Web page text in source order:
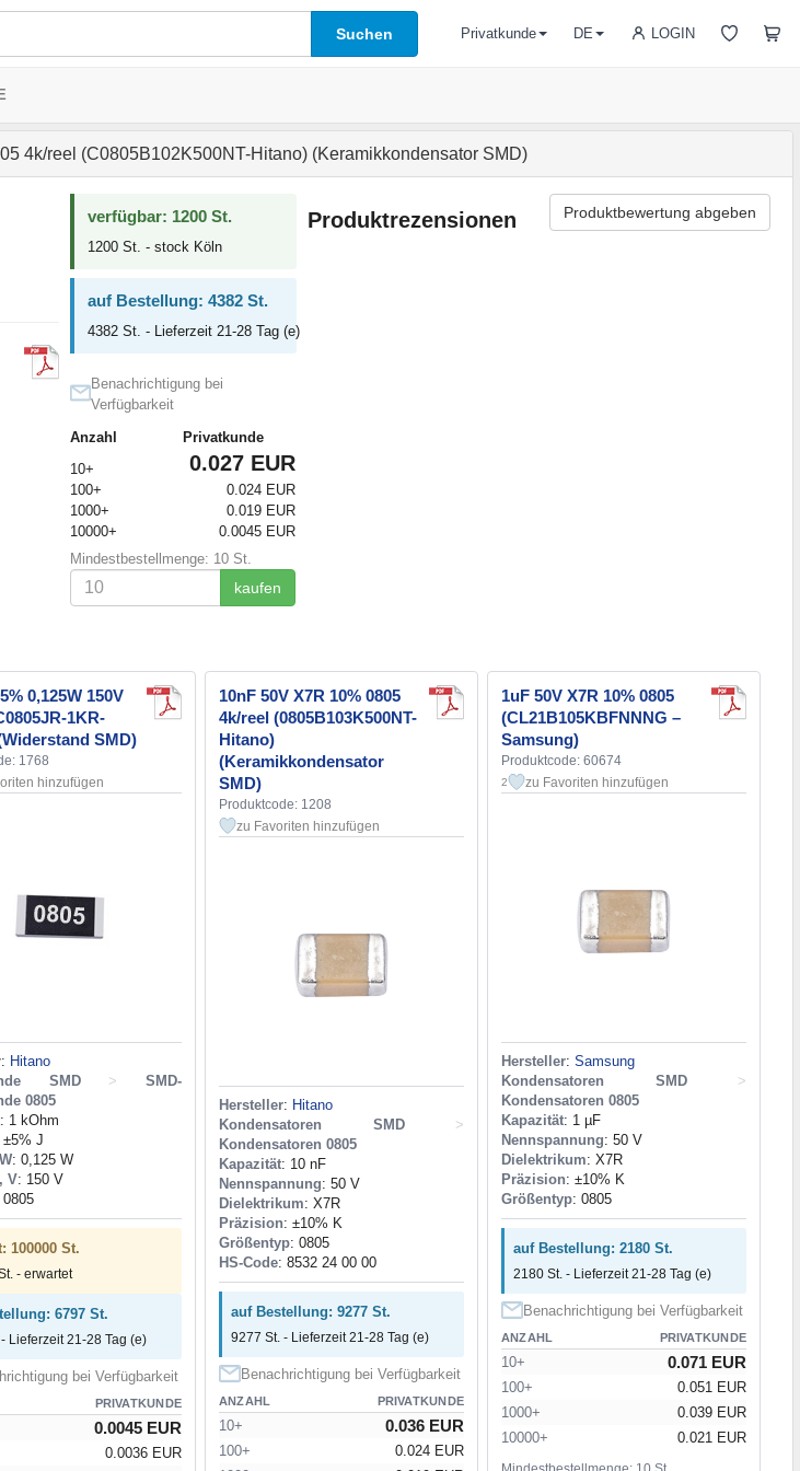
Suchen LOGIN
Privatkunde DE
4k/reel (C0805B102K500NT-Hitano) (Keramikkondensator SMD)
verfügbar: 1200 St.
1200 St. - stock Köln
auf Bestellung: 4382 St.
4382 St. - Lieferzeit 21-28 Tag (e)
Benachrichtigung bei
Verfügbarkeit
Anzahl
Privatkunde
10+
0.027 EUR
100+
0.024 EUR
1000+
0.019 EUR
10000+
0.0045 EUR
Mindestbestellmenge: 10 St.
kaufen
Produktrezensionen Produktbewertung abgeben
0,125W 150V
1KR-
SMD)
1768
hinzufügen
: Hitano
SMD
>
SMD-
0805
: 1 kOhm
±5% J
: 0,125 W
V: 150 V
0805
100000 St.
- erwartet
6797 St.
Lieferzeit 21-28 Tag (e)
bei Verfügbarkeit
PRIVATKUNDE
0.0045 EUR
0.0036 EUR
10nF 50V X7R 10% 0805
4k/reel (0805B103K500NT-
Hitano)
(Keramikkondensator
SMD)
Produktcode: 1208
zu Favoriten hinzufügen
Hersteller: Hitano
Kondensatoren SMD
>
Kondensatoren 0805
Kapazität: 10 nF
Nennspannung: 50 V
Dielektrikum: X7R
Präzision: ±10% K
Größentyp: 0805
HS-Code: 8532 24 00 00
auf Bestellung: 9277 St.
9277 St. - Lieferzeit 21-28 Tag (e)
Benachrichtigung bei Verfügbarkeit
ANZAHL PRIVATKUNDE
10+ 0.036 EUR
100+
0.024 EUR
1uF 50V X7R 10% 0805
(CL21B105KBFNNNG –
Samsung)
Produktcode: 60674
2 zu Favoriten hinzufügen
Hersteller: Samsung
Kondensatoren SMD
>
Kondensatoren 0805
Kapazität: 1 µF
Nennspannung: 50 V
Dielektrikum: X7R
Präzision: ±10% K
Größentyp: 0805
auf Bestellung: 2180 St.
2180 St. - Lieferzeit 21-28 Tag (e)
Benachrichtigung bei Verfügbarkeit
ANZAHL PRIVATKUNDE
10+ 0.071 EUR
100+
0.051 EUR
1000+
0.039 EUR
10000+
0.021 EUR